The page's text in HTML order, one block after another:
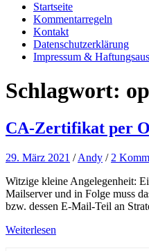
Startseite
Kommentarregeln
Kontakt
Datenschutzerklärung
Impressum &
Schlagwort:
CA-Zertifikat per
29. März 2021 /Andy / 2
Witzige kleine Angelegenheit:
Mailserver und in Folge muss
bzw. dessen E-Mail-Teil an
Weiterlesen